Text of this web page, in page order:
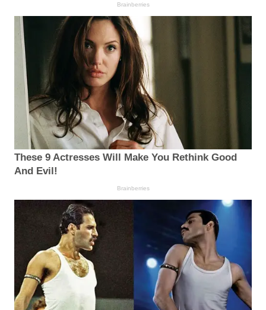
Brainberries
These 9 Actresses Will Make You Rethink Good
And Evil!
Brainberries